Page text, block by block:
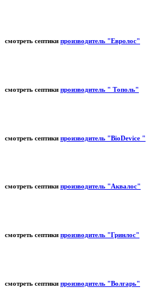
смотреть септики производитель "Евролос"
смотреть септики производитель " Тополь"
смотреть септики производитель "BioDevice "
смотреть септики производитель "Аквалос"
смотреть септики производитель "Гринлос"
смотреть септики производитель "Волгарь"